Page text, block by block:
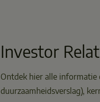
Investor
Ontdek hier alle informatie
duurzaamheidsverslag),